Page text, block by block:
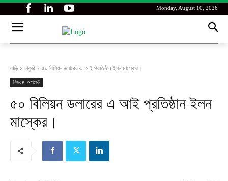
Monday, August 10, 2026
বাড়ি চাকুরি ৫০ বিলিয়ন ডলারের এ আই প্রতিষ্ঠান ইলন মাস্কের।
বিজনেস আপডেট
৫০ বিলিয়ন ডলারের এ আই প্রতিষ্ঠান ইলন
মাস্কের।